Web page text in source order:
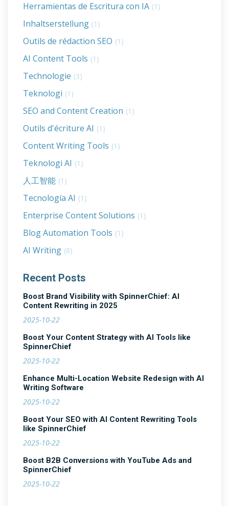
Herramientas de Escritura con IA (1)
Inhaltserstellung (1)
Outils de rédaction SEO (1)
AI Content Tools (1)
Technologie (3)
Teknologi (1)
SEO and Content Creation (1)
Outils d'écriture AI (1)
Content Writing Tools (1)
Teknologi AI (1)
人工智能 (1)
Tecnología AI (1)
Enterprise Content Solutions (1)
Blog Automation Tools (1)
AI Writing (8)
Recent Posts
Boost Brand Visibility with SpinnerChief: AI
Content Rewriting in 2025
2025-10-22
Boost Your Content Strategy with AI Tools like
SpinnerChief
2025-10-22
Enhance Multi-Location Website Redesign with AI
Writing Software
2025-10-22
Boost Your SEO with AI Content Rewriting Tools
like SpinnerChief
2025-10-22
Boost B2B Conversions with YouTube Ads and
SpinnerChief
2025-10-22